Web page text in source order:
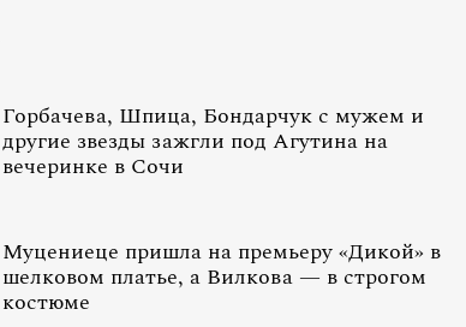
Горбачева, Шпица, Бондарчук с мужем и
другие звезды зажгли под Агутина на
вечеринке в Сочи
Муцениеце пришла на премьеру «Дикой» в
шелковом платье, а Вилкова — в строгом
костюме